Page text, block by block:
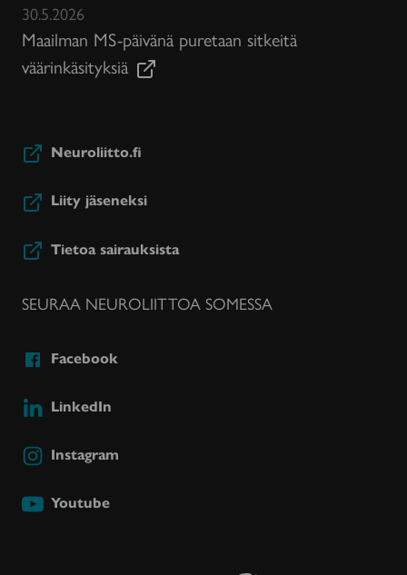
30.5.2026
Maailman MS-päivänä puretaan sitkeitä
väärinkäsityksiä
Neuroliitto.fi
Liity jäseneksi
Tietoa sairauksista
SEURAA NEUROLIITTOA SOMESSA
Facebook
LinkedIn
Instagram
Youtube